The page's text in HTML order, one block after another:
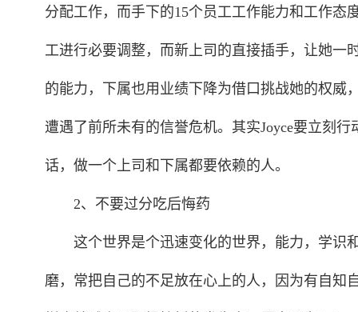
分配工作，而手下的15个员工工作能力和工作态
工进行必要调整，而新上司的直接插手，让她一
的能力，下属也用业绩下降为借口挑战她的权威
遭遇了前所未有的信誉危机。其实Joyce要立刻
话，做一个上司和下属都要依赖的人。
2、不要过分吃后悔药
这个世界是个迅速变化的世界，能力，学识
磨，常把自己的不足放在心上的人，因为有自知